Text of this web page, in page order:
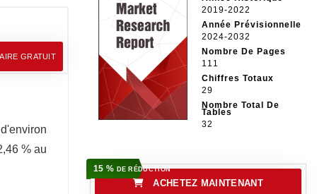
GRATUIT
% au
2019-2022
Année Prévisionnelle
2024-2032
Nombre De Pages
111
Chiffres Totaux
29
Nombre Total De
Tables
32
15 % DE RÉDUCTION
ACHETEZ MAINTENANT